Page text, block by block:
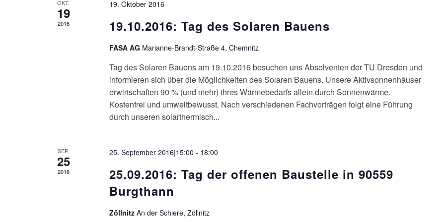
OKT.
19
2016
19. Oktober 2016
19.10.2016: Tag des Solaren Bauens
FASA AG Marianne-Brandt-Straße 4, Chemnitz
Tag des Solaren Bauens am 19.10.2016 besuchen uns Absolventen der TU Dresden und
informieren sich über die Möglichkeiten des Solaren Bauens. Unsere Aktivsonnenhäuser
erwirtschaften 90 % (und mehr) ihres Wärmebedarfs allein durch Sonnenwärme.
Kostenfrei und umweltbewusst. Nach verschiedenen Fachvorträgen folgt eine Führung
durch unseren solarthermisch...
SEP.
25
2016
25. September 2016|15:00 - 18:00
25.09.2016: Tag der offenen Baustelle in 90559
Burgthann
Zöllnitz An der Schiere, Zöllnitz